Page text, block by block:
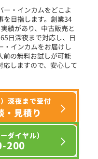
ット
ー・インカムをどこよ
を目指します。創業34
績があり、中古販売と
日深夜まで対応し、日
・インカムをお届けし
前の無料お試しが可能
しますので、安心して
深夜まで受付
・見積り
ダイヤル）
200